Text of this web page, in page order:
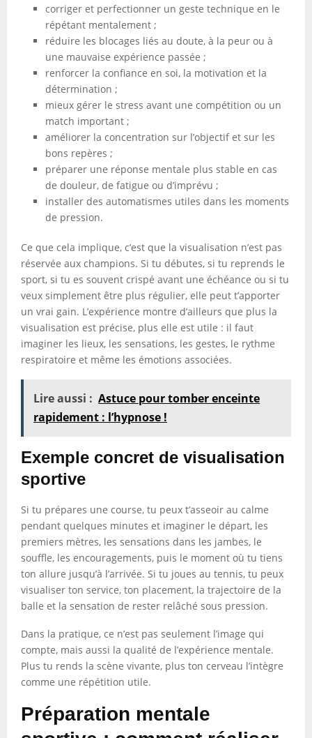
corriger et perfectionner un geste technique en le
répétant mentalement ;
réduire les blocages liés au doute, à la peur ou à
une mauvaise expérience passée ;
renforcer la confiance en soi, la motivation et la
détermination ;
mieux gérer le stress avant une compétition ou un
match important ;
améliorer la concentration sur l’objectif et sur les
bons repères ;
préparer une réponse mentale plus stable en cas
de douleur, de fatigue ou d’imprévu ;
installer des automatismes utiles dans les moments
de pression.
Ce que cela implique, c’est que la visualisation n’est pas
réservée aux champions. Si tu débutes, si tu reprends le
sport, si tu es souvent crispé avant une échéance ou si tu
veux simplement être plus régulier, elle peut t’apporter
un vrai gain. L’expérience montre d’ailleurs que plus la
visualisation est précise, plus elle est utile : il faut
imaginer les lieux, les sensations, les gestes, le rythme
respiratoire et même les émotions associées.
Lire aussi : Astuce pour tomber enceinte
rapidement : l’hypnose !
Exemple concret de visualisation
sportive
Si tu prépares une course, tu peux t’asseoir au calme
pendant quelques minutes et imaginer le départ, les
premiers mètres, les sensations dans les jambes, le
souffle, les encouragements, puis le moment où tu tiens
ton allure jusqu’à l’arrivée. Si tu joues au tennis, tu peux
visualiser ton service, ton placement, la trajectoire de la
balle et la sensation de rester relâché sous pression.
Dans la pratique, ce n’est pas seulement l’image qui
compte, mais aussi la qualité de l’expérience mentale.
Plus tu rends la scène vivante, plus ton cerveau l’intègre
comme une répétition utile.
Préparation mentale